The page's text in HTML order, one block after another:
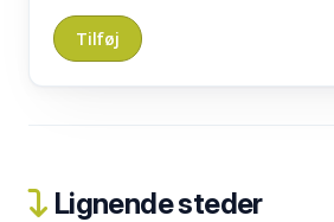
Lignende steder